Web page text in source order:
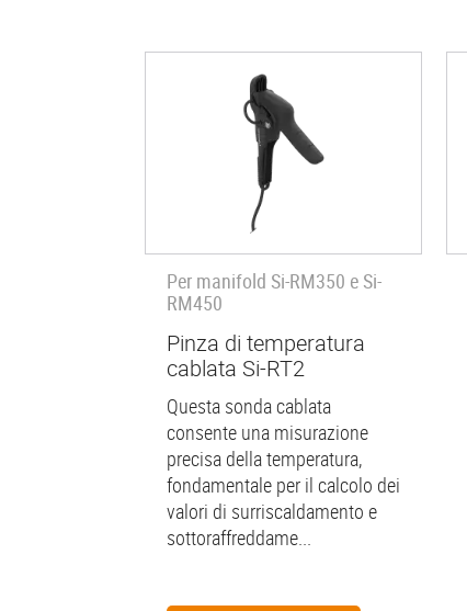
Per manifold Si-RM350 e Si-
RM450
Pinza di temperatura
cablata Si-RT2
Questa sonda cablata
consente una misurazione
precisa della temperatura,
fondamentale per il calcolo dei
valori di surriscaldamento e
sottoraffreddame...